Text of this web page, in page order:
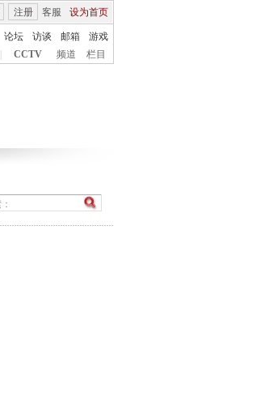
客服 设为首页
注册
论坛 访谈 邮箱
游戏
CCTV 频道 栏目